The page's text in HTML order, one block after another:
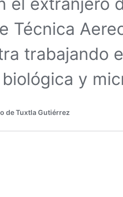
Técnica
trabajando
y
de Tuxtla Gutiérrez